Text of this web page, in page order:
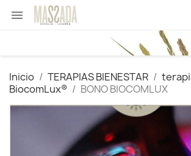

Inicio TERAPIAS BIENESTAR
BiocomLux®
BONO BIOCOMLUX